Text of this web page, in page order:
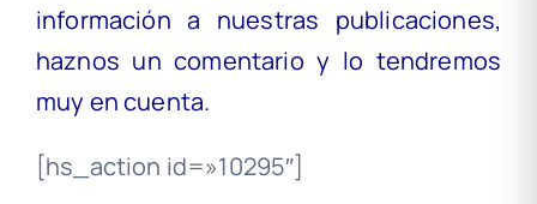
información a nuestras publicaciones,
haznos un comentario y lo tendremos
muy en cuenta.
[hs_action id=»10295″]